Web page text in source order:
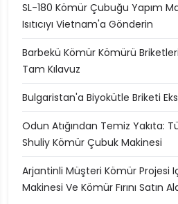
SL-180 Kömür Çubuğu Yapım
Isıtıcıyı Vietnam'a Gönderin
Barbekü Kömür Kömürü
Tam Kılavuz
Bulgaristan'a Biyokütle Briketi
Odun Atığından Temiz Yakıta:
Shuliy Kömür Çubuk Makinesi
Arjantinli Müşteri Kömür Projesi
Makinesi Ve Kömür Fırını Satın